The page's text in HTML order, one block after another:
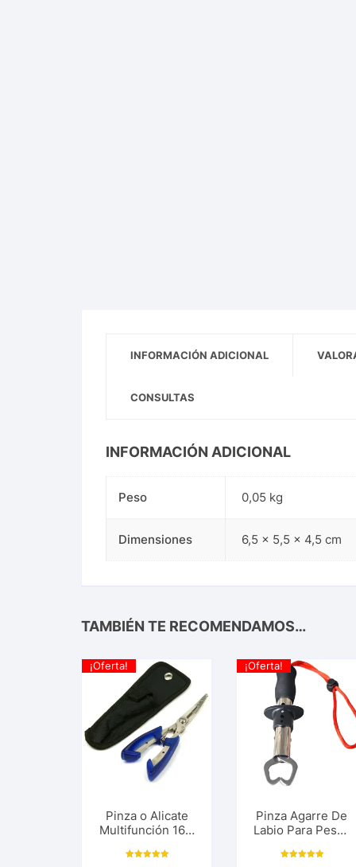
INFORMACIÓN ADICIONAL
CONSULTAS
INFORMACIÓN ADICIONAL
Peso 0,05 kg
Dimensiones 6,5 × 5,5 × 4,5 cm
TAMBIÉN TE RECOMENDAMOS…
¡Oferta!
Pinza o Alicate
Multifunción 16.7
Linea o Lideres,
¡Oferta!
Pinza Agarre De
Labio Para Pesca
Lip Grip – Grip